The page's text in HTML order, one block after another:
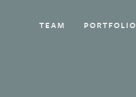
TEAM PORTFOLIO